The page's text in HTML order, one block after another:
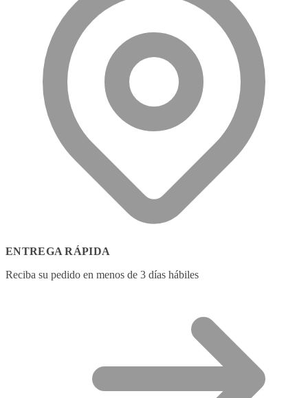
ENTREGA RÁPIDA
Reciba su pedido en menos de 3 días hábiles